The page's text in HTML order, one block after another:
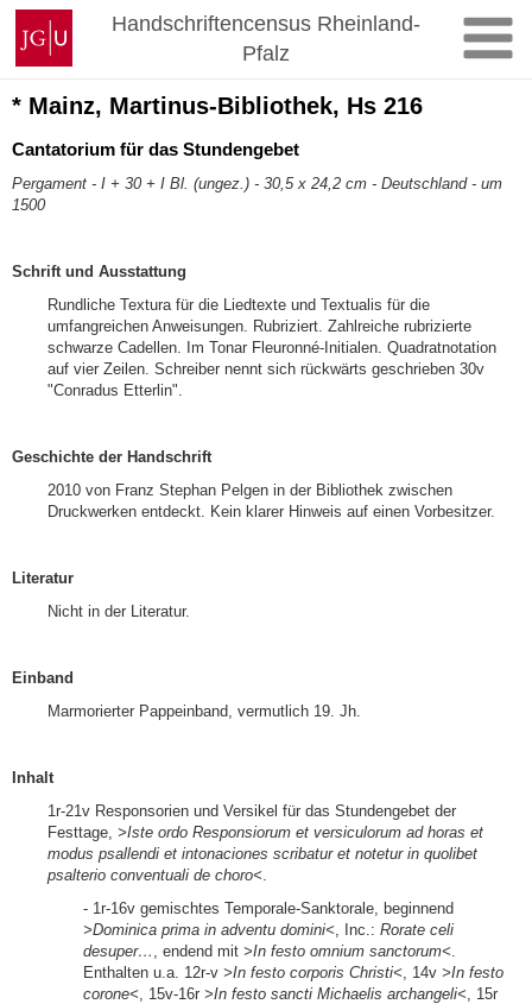
Zum
Inhalt
springen
Johannes
Gutenberg-
Universität
Mainz
Handschriftencensus Rheinland-
Pfalz
* Mainz, Martinus-Bibliothek, Hs 216
Cantatorium für das Stundengebet
Pergament - I + 30 + I Bl. (ungez.) - 30,5 x 24,2 cm - Deutschland - um
1500
Schrift und Ausstattung
Rundliche Textura für die Liedtexte und Textualis für die
umfangreichen Anweisungen. Rubriziert. Zahlreiche rubrizierte
schwarze Cadellen. Im Tonar Fleuronné-Initialen. Quadratnotation
auf vier Zeilen. Schreiber nennt sich rückwärts geschrieben 30v
"Conradus Etterlin".
Geschichte der Handschrift
2010 von Franz Stephan Pelgen in der Bibliothek zwischen
Druckwerken entdeckt. Kein klarer Hinweis auf einen Vorbesitzer.
Literatur
Nicht in der Literatur.
Einband
Marmorierter Pappeinband, vermutlich 19. Jh.
Inhalt
1r-21v Responsorien und Versikel für das Stundengebet der
Festtage, >Iste ordo Responsiorum et versiculorum ad horas et
modus psallendi et intonaciones scribatur et notetur in quolibet
psalterio conventuali de choro<
- 1r-16v gemischtes Temporale-Sanktorale, beginnend
>Dominica prima in adventu domini< , Inc.: Rorate celi
desuper… , endend mit >In festo omnium sanctorum<
Enthalten u.a. 12r-v >In festo corporis Christi< , 14v >In festo
corone< , 15v-16r >In festo sancti Michaelis archangeli< , 15r